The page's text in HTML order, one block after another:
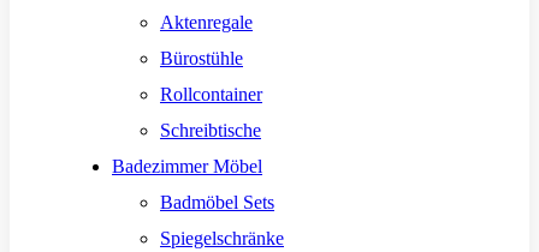
Aktenregale
Bürostühle
Rollcontainer
Schreibtische
Badezimmer Möbel
Badmöbel Sets
Spiegelschränke